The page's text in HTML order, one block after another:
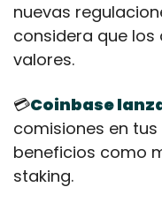
nuevas
considera que
valores.
💳Coinbase
comisiones en
beneficios como
staking.